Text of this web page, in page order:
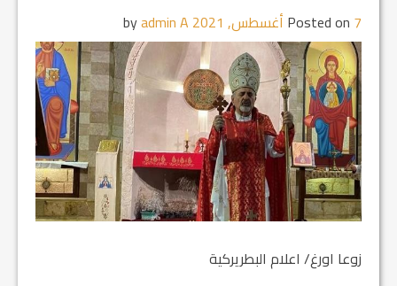
Posted on 7 أغسطس, 2021 admin A
زوعا اورغ/ اعلام البطريركية